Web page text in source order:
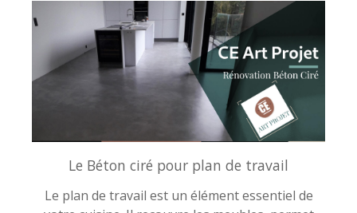
Le Béton ciré pour plan de travail
Le plan de travail est un élément essentiel de